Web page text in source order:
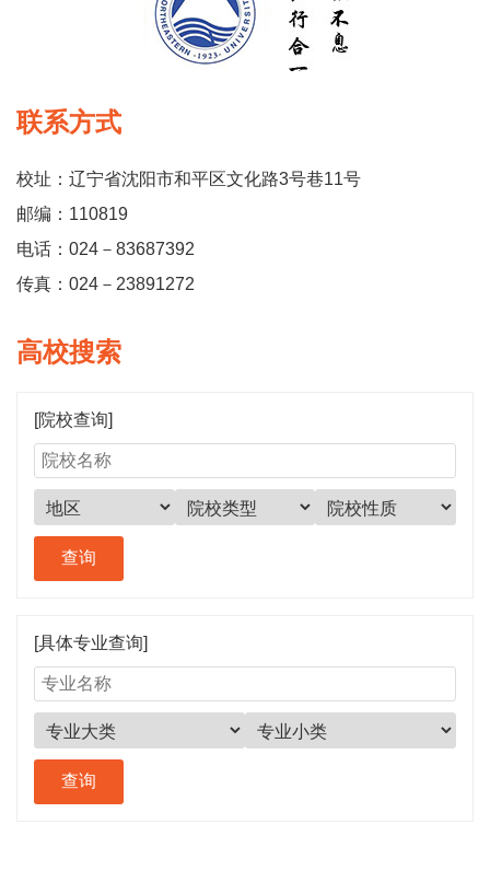
联系方式
校址：辽宁省沈阳市和平区文化路3号巷11号
邮编：110819
电话：024－83687392
传真：024－23891272
高校搜索
[院校查询]
[具体专业查询]